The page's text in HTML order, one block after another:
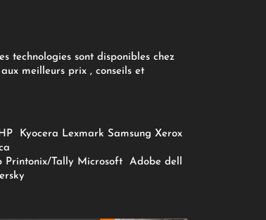
technologies sont disponibles chez
meilleurs prix , conseils et
Kyocera Lexmark Samsung Xerox
Printonix/Tally Microsoft Adobe dell